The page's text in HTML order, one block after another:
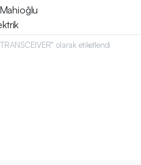
olarak etiketlendi